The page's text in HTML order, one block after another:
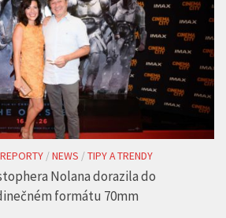
/ NEWS/ TIPY A TRENDY
Nolana dorazila do
formátu 70mm